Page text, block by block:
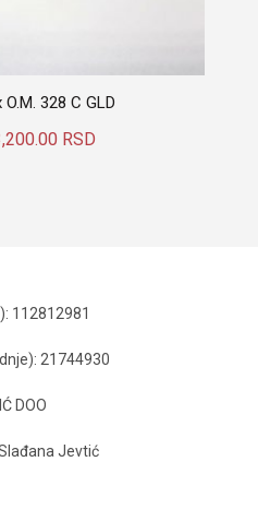
O.M. 328 C GLD
RSD
112812981
21744930
DOO
Jevtić